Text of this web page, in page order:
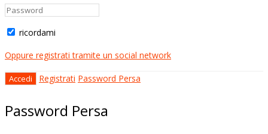
ricordami
Oppure registrati tramite un social network
Registrati Password Persa
Password Persa